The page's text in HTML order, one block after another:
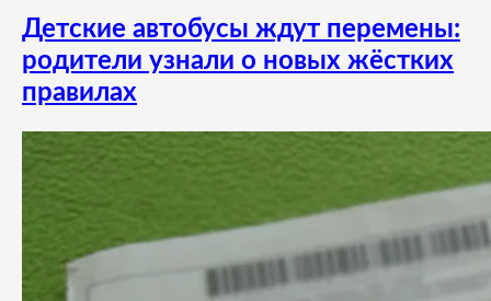
Детские автобусы ждут перемены:
родители узнали о новых жёстких
правилах